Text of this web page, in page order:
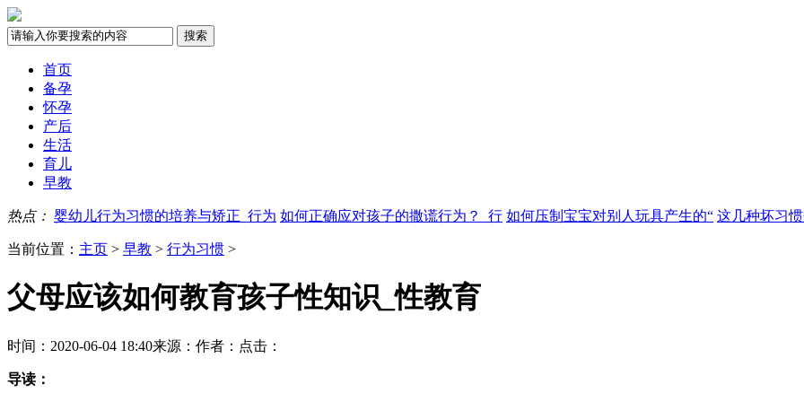
首页
备孕
怀孕
产后
生活
育儿
早教
热点： 婴幼儿行为习惯的培养与矫正_行为 如何正确应对孩子的撒谎行为？_行 如何压制宝宝对别人玩具产生的“ 这几种坏习
当前位置： 主页 > 早教 > 行为习惯 >
父母应该如何教育孩子性知识_性教育
时间：2020-06-04 18:40来源： 作者： 点击：
导读：